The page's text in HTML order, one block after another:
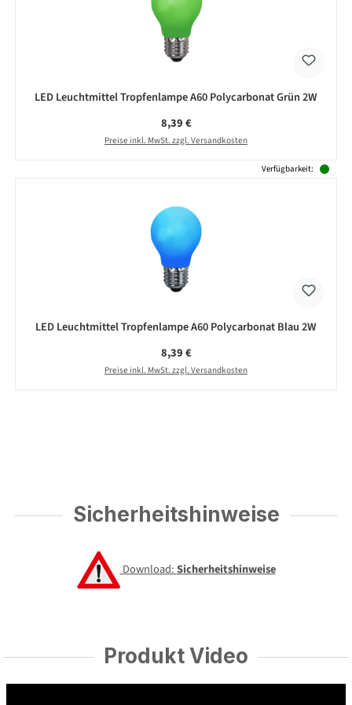
LED Leuchtmittel Tropfenlampe A60 Polycarbonat Grün 2W
Regulärer Preis:
8,39 €
Preise inkl. MwSt. zzgl. Versandkosten
Verfügbarkeit:
LED Leuchtmittel Tropfenlampe A60 Polycarbonat Blau 2W
Regulärer Preis:
8,39 €
Preise inkl. MwSt. zzgl. Versandkosten
Sicherheitshinweise
Download:Sicherheitshinweise
Produkt Video